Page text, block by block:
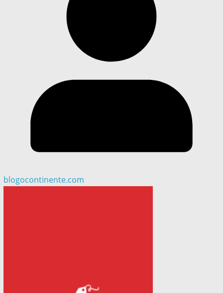
blogocontinente.com